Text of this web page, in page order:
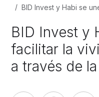
BID Invest y Habi se
BID Invest y
facilitar la
a través de